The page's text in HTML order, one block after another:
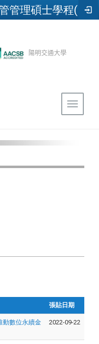
陽明交通大學高階主管管理碩士學程(EMBA)
陽明交通大學
Toggle
張貼日期
動數位永續金
2022-09-22